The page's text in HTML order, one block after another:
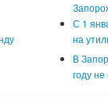
С 1
на
В
году